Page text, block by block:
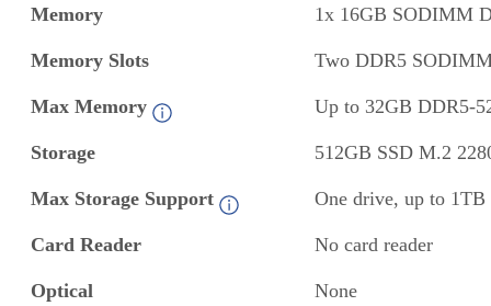
Memory 1x 16GB SODIMM
Memory Slots Two DDR5
Max Memory Up to 32GB DDR5-
Storage 512GB SSD M.2
Max Storage Support One drive, up to
Card Reader No card reader
Optical None